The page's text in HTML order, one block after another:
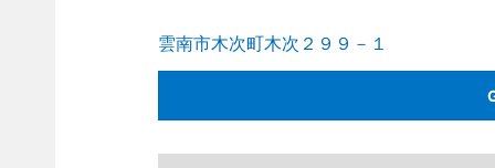
雲南市木次町木次２９９－１